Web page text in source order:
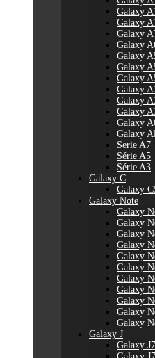
Galaxy
Galaxy
Galaxy
Galaxy
Galaxy
Galaxy
Galaxy
Galaxy
Galaxy
Galaxy
Galaxy
Galaxy
Serie A7
Série A5
Série A3
Galaxy C
Galaxy
Galaxy Note
Galaxy
Galaxy
Galaxy
Galaxy
Galaxy
Galaxy
Galaxy
Galaxy
Galaxy
Galaxy
Galaxy
Galaxy J
Galaxy